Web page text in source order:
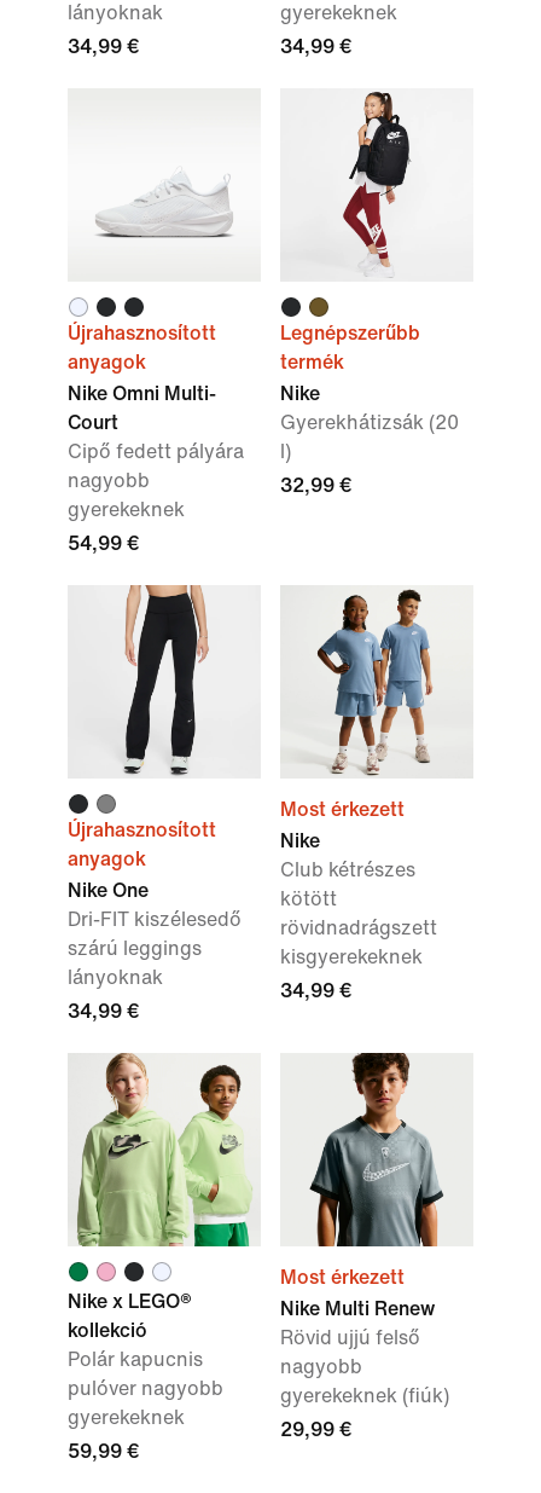
lányoknak
34,99 €
gyerekeknek
34,99 €
Újrahasznosított
anyagok
Nike Omni Multi-
Court
Cipő fedett pályára
nagyobb
gyerekeknek
54,99 €
Legnépszerűbb
termék
Nike
Gyerekhátizsák (20
l)
32,99 €
Újrahasznosított
anyagok
Nike One
Dri-FIT kiszélesedő
szárú leggings
lányoknak
34,99 €
Most érkezett
Nike
Club kétrészes
kötött
rövidnadrágszett
kisgyerekeknek
34,99 €
Nike x LEGO®
kollekció
Polár kapucnis
pulóver nagyobb
gyerekeknek
59,99 €
Most érkezett
Nike Multi Renew
Rövid ujjú felső
nagyobb
gyerekeknek (fiúk)
29,99 €